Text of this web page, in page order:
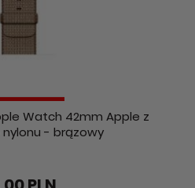
Watch 42mm Apple z
- brązowy